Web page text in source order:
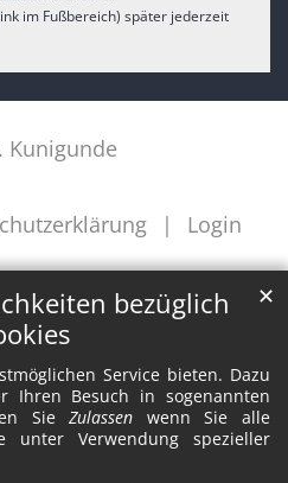
bezüglich
Service bieten. Dazu
Ihren Besuch in sogenannten
SieZulassen wenn Sie alle
unter Verwendung spezieller
✕
im Fußbereich) später jederzeit
Kunigunde
Login